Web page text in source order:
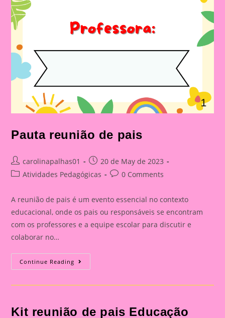
Pauta reunião de pais
Post
author:
carolinapalhas01
Post
published:
20 de May de 2023
PostAtividades Pedagógicas
Post0 Comments
A reunião de pais é um evento essencial no contexto
educacional, onde os pais ou responsáveis se encontram
com os professores e a equipe escolar para discutir e
colaborar no…
Continue Reading Pauta
Reunião
Pais
Kit reunião de pais Educação